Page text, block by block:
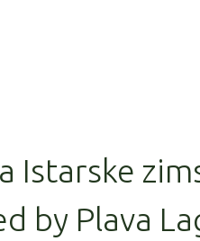
Istarske
by Plava